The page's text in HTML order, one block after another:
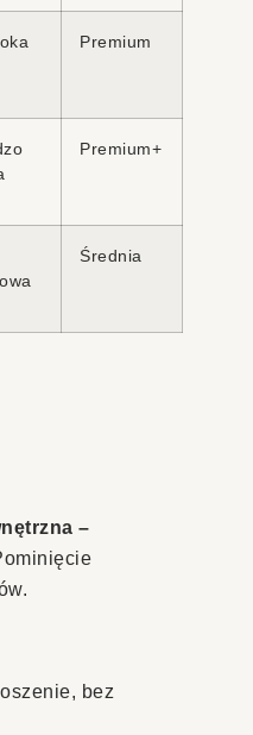
Premium
Premium+
Średnia
–
bez